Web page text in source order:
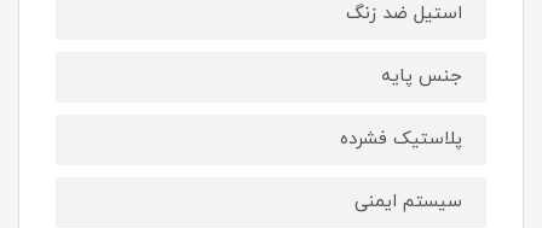
استیل ضد زنگ
جنس پایه
پلاستیک فشرده
سیستم ایمنی